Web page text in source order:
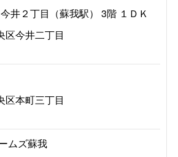
井２丁目（蘇我駅） 3階 １ＤＫ
区今井二丁目
区本町三丁目
ムズ蘇我